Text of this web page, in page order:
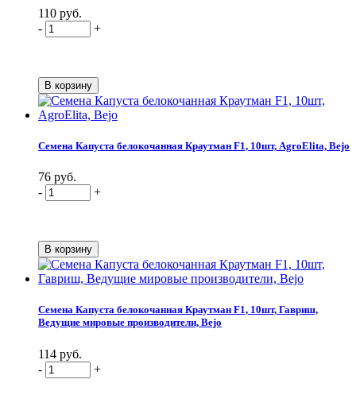
110 руб.
-
+
Семена Капуста белокочанная Краутман F1, 10шт, AgroElita, Bejo
76 руб.
-
+
Семена Капуста белокочанная Краутман F1, 10шт, Гавриш,
Ведущие мировые производители, Bejo
114 руб.
-
+